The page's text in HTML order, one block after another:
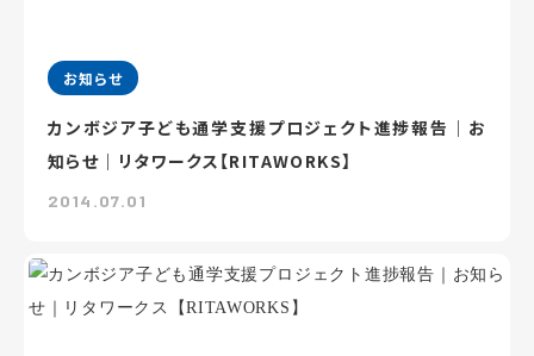
お知らせ
カンボジア子ども通学支援プロジェクト進捗報告｜お
知らせ｜リタワークス【RITAWORKS】
2014.07.01